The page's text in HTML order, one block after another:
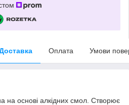
Оплата Умови
на основі алкідних смол. Створює